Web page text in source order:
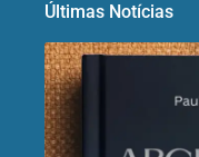
Últimas Notícias